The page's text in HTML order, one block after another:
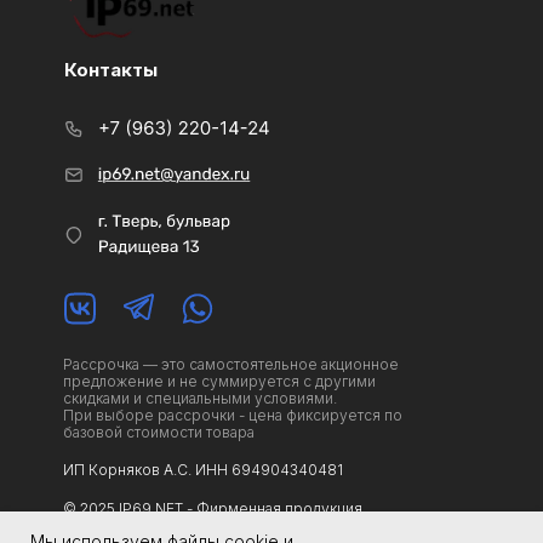
Контакты
© 2025 IP69.NET - Фирменная продукция.
ИП Корняков А.С. ИНН 694904340481
Рассрочка — это самостоятельное акционное
предложение и не суммируется с другими
скидками и специальными условиями.
При выборе рассрочки - цена фиксируется по
базовой стоимости товара